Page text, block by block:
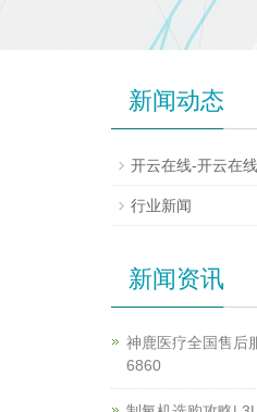
新闻动态
开云在线-开云在
行业新闻
新闻资讯
神鹿医疗全国售后
6860